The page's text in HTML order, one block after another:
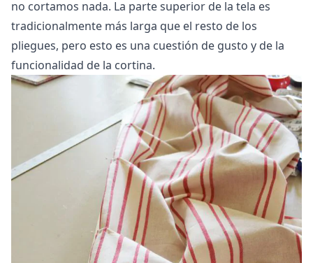
no cortamos nada. La parte superior de la tela es
tradicionalmente más larga que el resto de los
pliegues, pero esto es una cuestión de gusto y de la
funcionalidad de la cortina.